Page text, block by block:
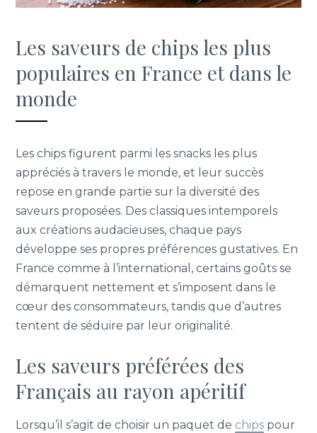
Les saveurs de chips les plus
populaires en France et dans le
monde
Les chips figurent parmi les snacks les plus
appréciés à travers le monde, et leur succès
repose en grande partie sur la diversité des
saveurs proposées. Des classiques intemporels
aux créations audacieuses, chaque pays
développe ses propres préférences gustatives. En
France comme à l’international, certains goûts se
démarquent nettement et s’imposent dans le
cœur des consommateurs, tandis que d’autres
tentent de séduire par leur originalité.
Les saveurs préférées des
Français au rayon apéritif
Lorsqu’il s’agit de choisir un paquet de chips pour